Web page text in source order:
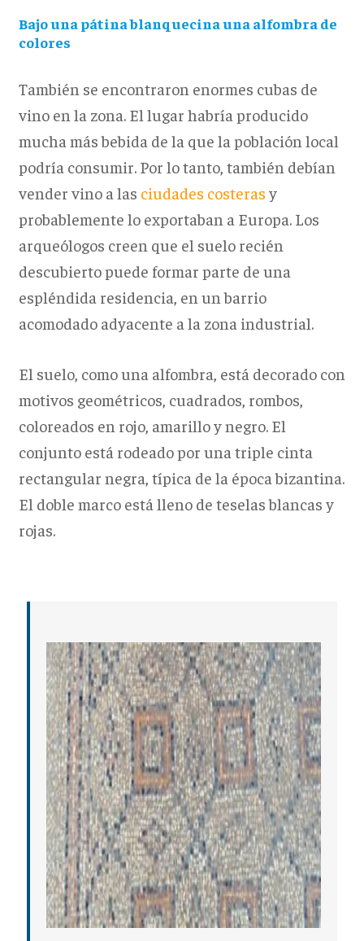
Bajo una pátina blanquecina una alfombra de
colores
También se encontraron enormes cubas de
vino en la zona. El lugar habría producido
mucha más bebida de la que la población local
podría consumir. Por lo tanto, también debían
vender vino a las ciudades costeras y
probablemente lo exportaban a Europa. Los
arqueólogos creen que el suelo recién
descubierto puede formar parte de una
espléndida residencia, en un barrio
acomodado adyacente a la zona industrial.
El suelo, como una alfombra, está decorado con
motivos geométricos, cuadrados, rombos,
coloreados en rojo, amarillo y negro. El
conjunto está rodeado por una triple cinta
rectangular negra, típica de la época bizantina.
El doble marco está lleno de teselas blancas y
rojas.